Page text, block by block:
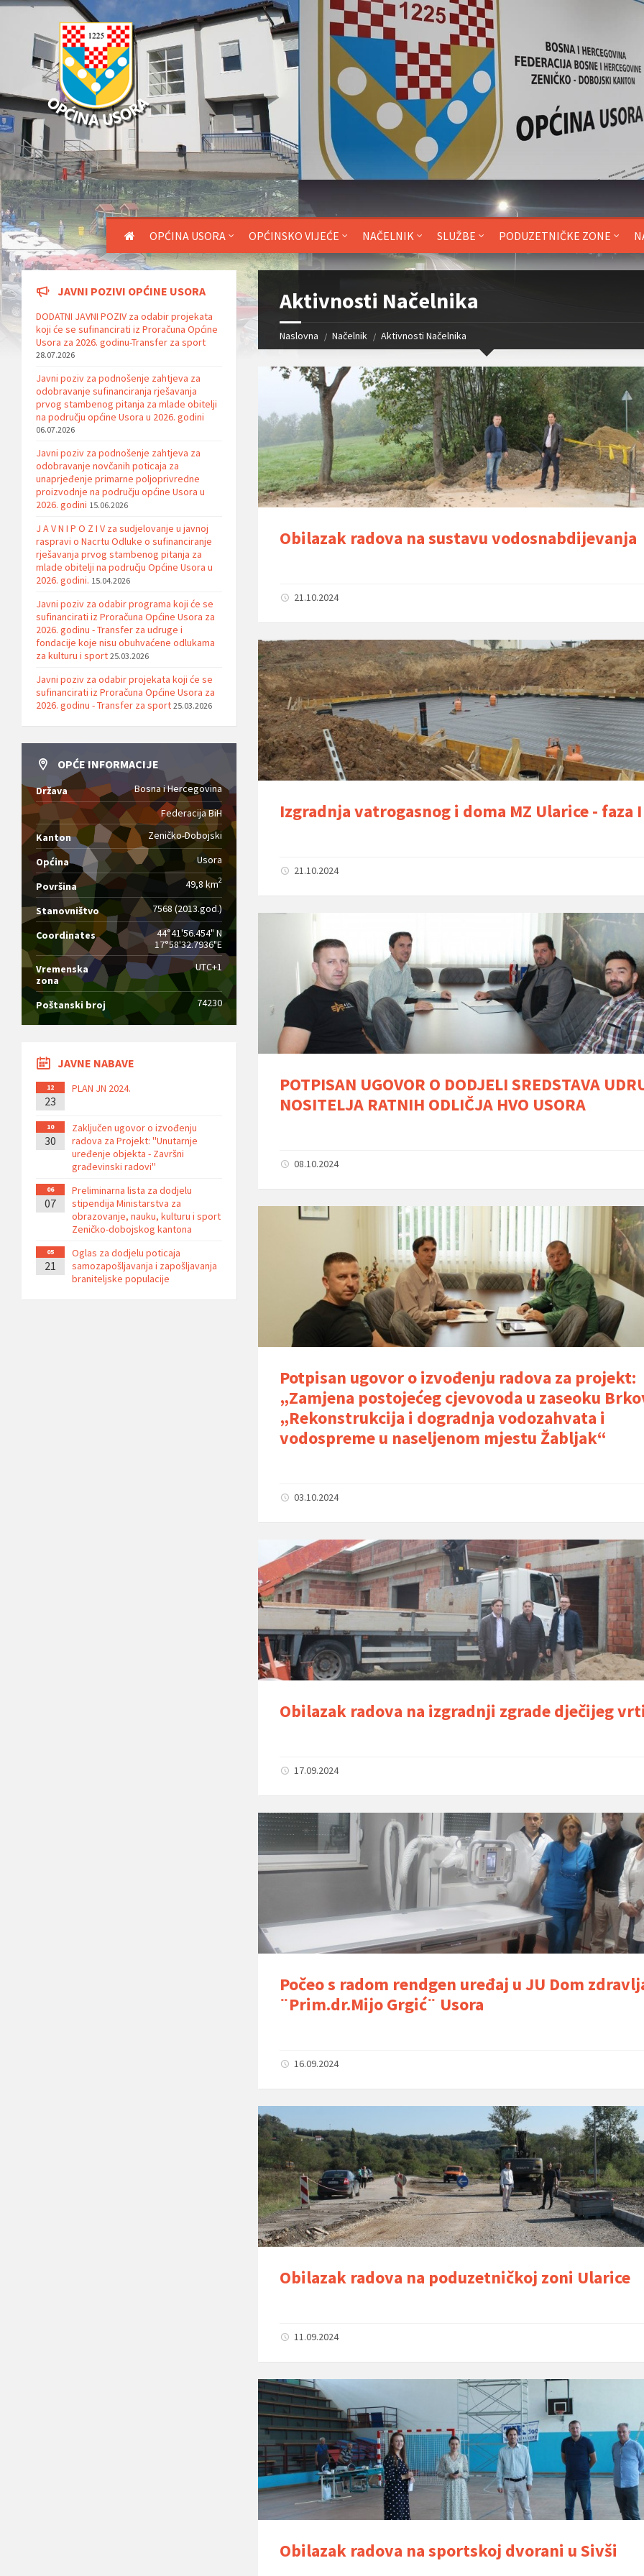
OPĆINA USORA OPĆINSKO VIJEĆE NAČELNIK SLUŽBE PODUZETNIČKE ZONE
Aktivnosti Načelnika
Naslovna Načelnik Aktivnosti Načelnika
Obilazak radova na sustavu vodosnabdijevanja
21.10.2024
Izgradnja vatrogasnog i doma MZ Ularice - faza I
21.10.2024
POTPISAN UGOVOR O DODJELI SREDSTAVA
NOSITELJA RATNIH ODLIČJA HVO USORA
08.10.2024
Potpisan ugovor o izvođenju radova za projekt:
„Zamjena postojećeg cjevovoda u zaseoku
„Rekonstrukcija i dogradnja vodozahvata i
vodospreme u naseljenom mjestu Žabljak“
03.10.2024
Obilazak radova na izgradnji zgrade dječijeg
17.09.2024
Počeo s radom rendgen uređaj u JU Dom
¨Prim.dr.Mijo Grgić¨ Usora
16.09.2024
Obilazak radova na poduzetničkoj zoni Ularice
11.09.2024
Obilazak radova na sportskoj dvorani u Sivši
JAVNI POZIVI OPĆINE USORA
DODATNI JAVNI POZIV za odabir projekata
koji će se sufinancirati iz Proračuna Općine
Usora za 2026. godinu-Transfer za sport
28.07.2026
Javni poziv za podnošenje zahtjeva za
odobravanje sufinanciranja rješavanja
prvog stambenog pitanja za mlade obitelji
na području općine Usora u 2026. godini
06.07.2026
Javni poziv za podnošenje zahtjeva za
odobravanje novčanih poticaja za
unaprjeđenje primarne poljoprivredne
proizvodnje na području općine Usora u
2026. godini 15.06.2026
J A V N I P O Z I V za sudjelovanje u javnoj
raspravi o Nacrtu Odluke o sufinanciranje
rješavanja prvog stambenog pitanja za
mlade obitelji na području Općine Usora u
2026. godini. 15.04.2026
Javni poziv za odabir programa koji će se
sufinancirati iz Proračuna Općine Usora za
2026. godinu - Transfer za udruge i
fondacije koje nisu obuhvaćene odlukama
za kulturu i sport 25.03.2026
Javni poziv za odabir projekata koji će se
sufinancirati iz Proračuna Općine Usora za
2026. godinu - Transfer za sport 25.03.2026
OPĆE INFORMACIJE
Država
Bosna i Hercegovina
Federacija BiH
Kanton
Zeničko-Dobojski
Općina Usora
Površina 49,8 km2
Stanovništvo 7568 (2013.god.)
Coordinates
44°41'56.454" N
17°58'32.7936"E
Vremenska
zona
UTC+1
Poštanski broj 74230
JAVNE NABAVE
12
23
PLAN JN 2024.
10
30
Zaključen ugovor o izvođenju
radova za Projekt: ''Unutarnje
uređenje objekta - Završni
građevinski radovi''
06
07
Preliminarna lista za dodjelu
stipendija Ministarstva za
obrazovanje, nauku, kulturu i sport
Zeničko-dobojskog kantona
05
21
Oglas za dodjelu poticaja
samozapošljavanja i zapošljavanja
braniteljske populacije